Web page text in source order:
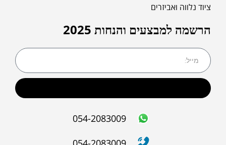
ציוד נלווה ואביזרים
הרשמה למבצעים והנחות 2025
054-2083009